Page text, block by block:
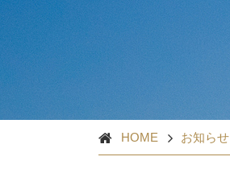
HOME お知らせ